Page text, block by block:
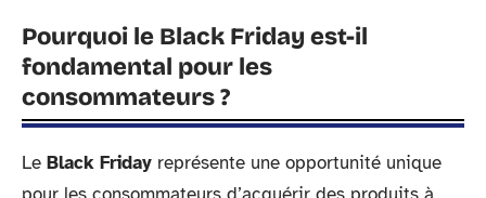
Pourquoi le Black Friday est-il
fondamental pour les
consommateurs ?
Le Black Friday représente une opportunité unique